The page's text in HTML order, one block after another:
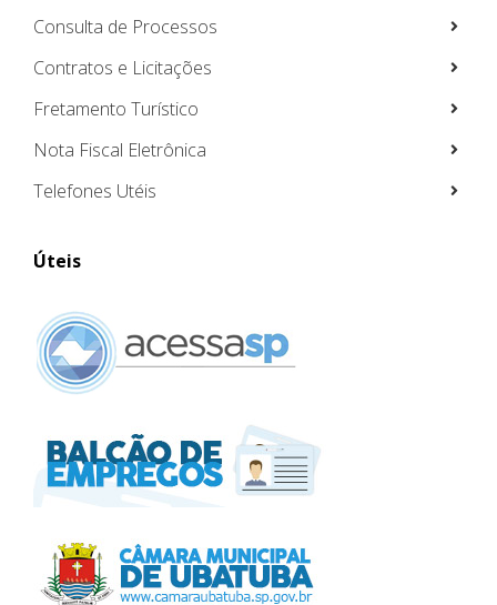
Consulta de Processos
Contratos e Licitações
Fretamento Turístico
Nota Fiscal Eletrônica
Telefones Utéis
Úteis